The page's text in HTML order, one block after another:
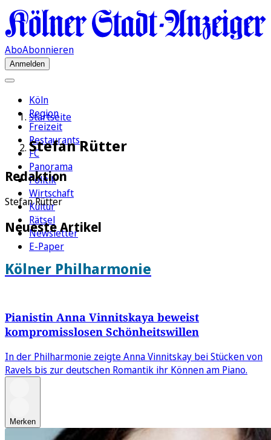
AboAbonnieren
Anmelden
Köln
Region
Freizeit
Restaurants
FC
Panorama
Politik
Wirtschaft
Kultur
Rätsel
Newsletter
E-Paper
Startseite
Stefan Rütter
Redaktion
Stefan Rütter
Neueste Artikel
Kölner Philharmonie
Pianistin Anna Vinnitskaya beweist
kompromisslosen Schönheitswillen
In der Philharmonie zeigte Anna Vinnitskay bei Stücken von
Ravels bis zur deutschen Romantik ihr Können am Piano.
Merken